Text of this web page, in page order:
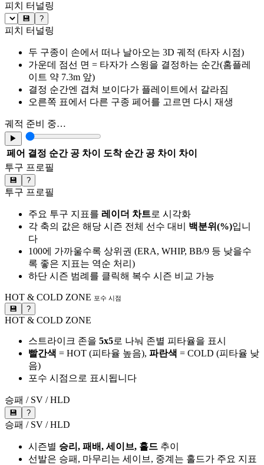
피치 터널링
💾 ?
피치 터널링
두 구종이 손에서 떠나 날아오는 3D 궤적 (타자 시점)
가운데 점선 면 = 타자가 스윙을 결정하는 순간(홈플레
이트 약 7.3m 앞)
결정 순간엔 겹쳐 보이다가 플레이트에서 갈라짐
오른쪽 표에서 다른 구종 페어를 고르면 다시 재생
궤적 준비 중…
▶
페어 결정 순간 공 차이 도착 순간 공 차이
차이
투구 프로필
💾 ?
투구 프로필
주요 투구 지표를 레이더 차트로 시각화
각 축의 값은 해당 시즌 전체 선수 대비 백분위(%)입니
다
100에 가까울수록 상위권 (ERA, WHIP, BB/9 등 낮을수
록 좋은 지표는 역순 처리)
하단 시즌 범례를 클릭해 복수 시즌 비교 가능
HOT & COLD ZONE 포수 시점
💾 ?
HOT & COLD ZONE
스트라이크 존을 5x5로 나눠 존별 피타율을 표시
빨간색 = HOT (피타율 높음), 파란색 = COLD (피타율 낮
음)
포수 시점으로 표시됩니다
승패 / SV / HLD
💾 ?
승패 / SV / HLD
시즌별 승리, 패배, 세이브, 홀드 추이
선발은 승패, 마무리는 세이브, 중계는 홀드가 주요 지표